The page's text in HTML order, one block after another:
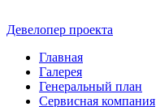
Девелопер проекта
Главная
Галерея
Генеральный план
Сервисная компания